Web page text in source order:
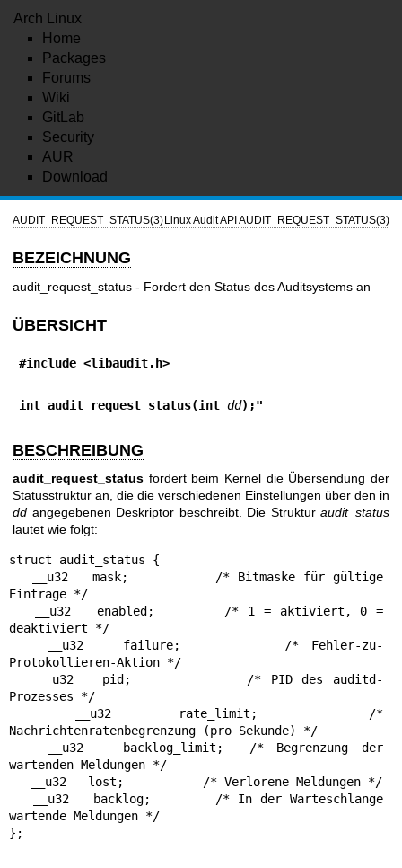
Arch Linux
Home
Packages
Forums
Wiki
GitLab
Security
AUR
Download
AUDIT_REQUEST_STATUS(3)Linux Audit APIAUDIT_REQUEST_STATUS(3)
BEZEICHNUNG
audit_request_status - Fordert den Status des Auditsystems an
ÜBERSICHT
#include <libaudit.h>
int audit_request_status(int dd);"
BESCHREIBUNG
audit_request_status fordert beim Kernel die Übersendung der
Statusstruktur an, die die verschiedenen Einstellungen über den in
dd angegebenen Deskriptor beschreibt. Die Struktur audit_status
lautet wie folgt:
struct audit_status {
Einträge */
deaktiviert */
Protokollieren-Aktion */
Prozesses */
Nachrichtenratenbegrenzung (pro Sekunde) */
wartenden Meldungen */
wartende Meldungen */
};